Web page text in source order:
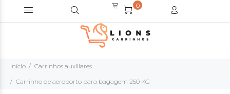
0
Início
Carrinhos auxiliares
Carrinho de aeroporto para bagagem 250 KG